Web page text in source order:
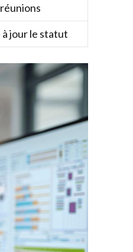
jour le statut